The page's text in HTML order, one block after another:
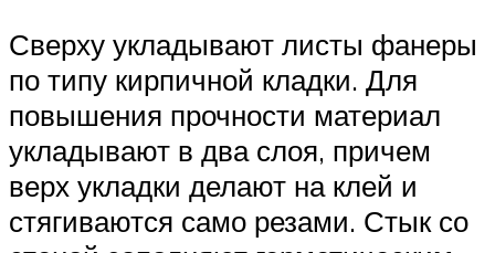
Сверху укладывают листы фанеры
по типу кирпичной кладки. Для
повышения прочности материал
укладывают в два слоя, причем
верх укладки делают на клей и
стягиваются само резами. Стык со